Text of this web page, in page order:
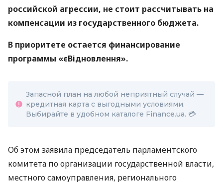
российской агрессии, не стоит рассчитывать на
компенсации из государственного бюджета.
В приоритете остается финансирование
программы «єВідновлення».
Запасной план на любой неприятный случай —
кредитная карта с выгодными условиями.
Выбирайте в удобном каталоге Finance.ua. 💳
Об этом заявила председатель парламентского
комитета по организации государственной власти,
местного самоуправления, регионального